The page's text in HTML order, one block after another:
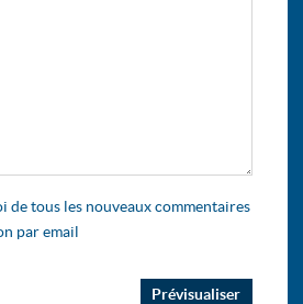
de tous les nouveaux commentaires
par email